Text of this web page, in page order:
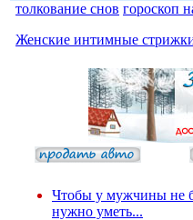
толкование снов гороскоп
Женские интимные
Чтобы у мужчины не
нужно уметь...